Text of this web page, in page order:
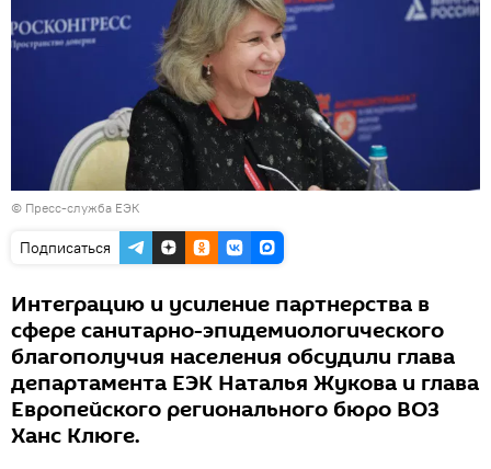
© Пресс-служба ЕЭК
Подписаться
Интеграцию и усиление партнерства в
сфере санитарно-эпидемиологического
благополучия населения обсудили глава
департамента ЕЭК Наталья Жукова и глава
Европейского регионального бюро ВОЗ
Ханс Клюге.